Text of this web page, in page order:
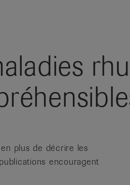
plus de décrire les
encouragent